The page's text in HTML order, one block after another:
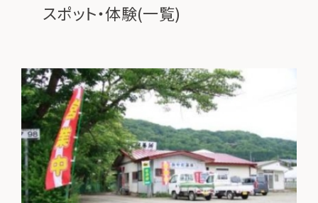
スポット・体験(一覧)